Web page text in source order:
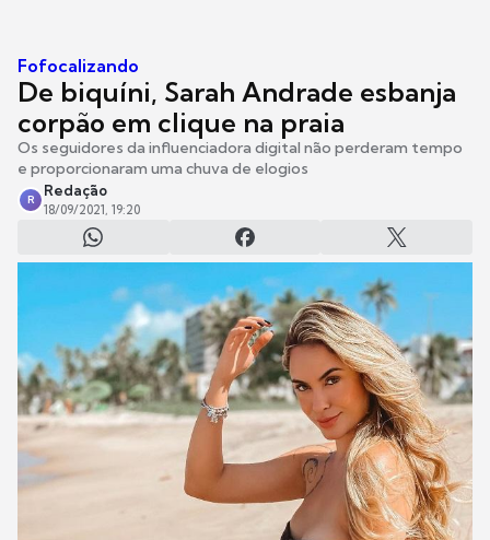
Fofocalizando
De biquíni, Sarah Andrade esbanja
corpão em clique na praia
Os seguidores da influenciadora digital não perderam tempo
e proporcionaram uma chuva de elogios
R
Redação
18/09/2021, 19:20